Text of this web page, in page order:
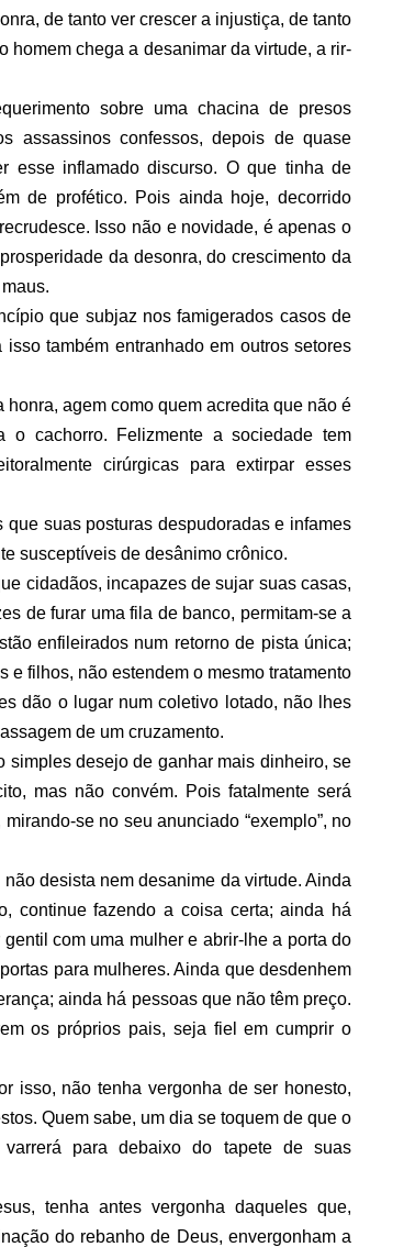
de tanto ver crescer a injustiça, de tanto
homem chega a desanimar da virtude, a rir-
sobre uma chacina de presos
assassinos confessos, depois de quase
esse inflamado discurso. O que tinha de
de profético. Pois ainda hoje, decorrido
Isso não e novidade, é apenas o
da desonra, do crescimento da
que subjaz nos famigerados casos de
também entranhado em outros setores
agem como quem acredita que não é
cachorro. Felizmente a sociedade tem
cirúrgicas para extirpar esses
suas posturas despudoradas e infames
susceptíveis de desânimo crônico.
cidadãos, incapazes de sujar suas casas,
de furar uma fila de banco, permitam-se a
enfileirados num retorno de pista única;
e filhos, não estendem o mesmo tratamento
dão o lugar num coletivo lotado, não lhes
de um cruzamento.
simples desejo de ganhar mais dinheiro, se
mas não convém. Pois fatalmente será
se no seu anunciado “exemplo”, no
desista nem desanime da virtude. Ainda
continue fazendo a coisa certa; ainda há
com uma mulher e abrir-lhe a porta do
para mulheres. Ainda que desdenhem
ainda há pessoas que não têm preço.
os próprios pais, seja fiel em cumprir o
isso, não tenha vergonha de ser honesto,
Quem sabe, um dia se toquem de que o
para debaixo do tapete de suas
tenha antes vergonha daqueles que,
do rebanho de Deus, envergonham a